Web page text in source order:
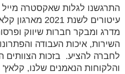
עיטורים לשנת
השירות, איכות העבודה
לחברה להציע. בזכות הצוותים
והלקוחות הנאמנים שלנו, קלאץ'